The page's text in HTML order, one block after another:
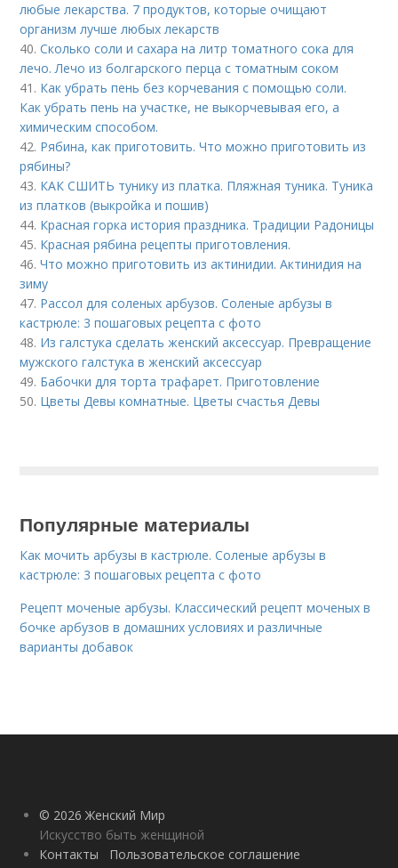
любые лекарства. 7 продуктов, которые очищают
организм лучше любых лекарств
40.Сколько соли и сахара на литр томатного сока для
лечо. Лечо из болгарского перца с томатным соком
41. Как убрать пень без корчевания с помощью соли.
Как убрать пень на участке, не выкорчевывая его, а
химическим способом.
42. Рябина, как приготовить. Что можно приготовить из
рябины?
43. КАК СШИТЬ тунику из платка. Пляжная туника. Туника
из платков (выкройка и пошив)
44. Красная горка история праздника. Традиции Радоницы
45. Красная рябина рецепты приготовления.
46.Что можно приготовить из актинидии. Актинидия на
зиму
47. Рассол для соленых арбузов. Соленые арбузы в
кастрюле: 3 пошаговых рецепта с фото
48. Из галстука сделать женский аксессуар. Превращение
мужского галстука в женский аксессуар
49. Бабочки для торта трафарет. Приготовление
50. Цветы Девы комнатные. Цветы счастья Девы
Популярные материалы
Как мочить арбузы в кастрюле. Соленые арбузы в
кастрюле: 3 пошаговых рецепта с фото
Рецепт моченые арбузы. Классический рецепт моченых в
бочке арбузов в домашних условиях и различные
варианты добавок
© 2026 Женский Мир
Искусство быть женщиной
Контакты
Пользовательское соглашение